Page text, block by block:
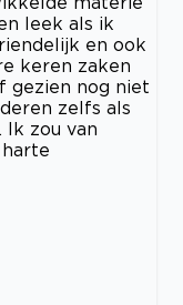
leek als ik
en ook
keren zaken
gezien nog niet
zelfs als
zou van